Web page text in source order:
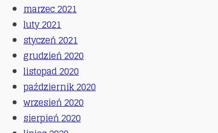
marzec 2021
luty 2021
styczeń 2021
grudzień 2020
listopad 2020
październik 2020
wrzesień 2020
sierpień 2020